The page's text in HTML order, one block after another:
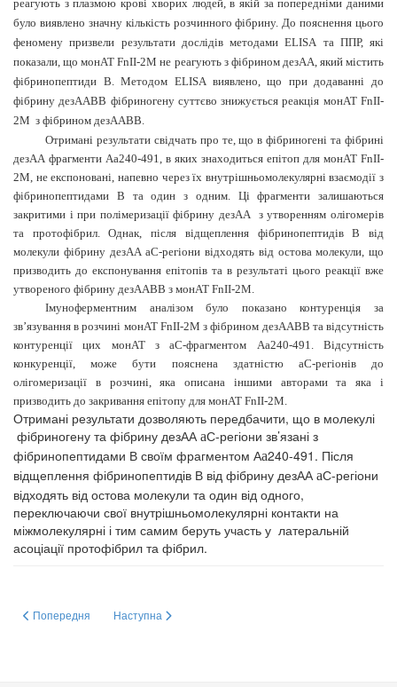
реагують з плазмою крові хворих людей, в якій за попередніми даними
було виявлено значну кількість розчинного фібрину. До пояснення цього
феномену призвели результати дослідів методамиELISA та ППР, які
показали, що монАТ FnII-2M не реагують з фібрином дезАА, який містить
фібринопептиди В. Методом ELISA виявлено, що при додаванні до
фібрину дезААВВ фібриногену суттєво знижується реакція монАТ FnII-
2M з фібрином дезААВВ.
Отримані результати свідчать про те, що в фібриногені та фібрині
дезАА фрагменти Аa240-491, в яких знаходиться епітоп для монАТ FnII-
2M, не експоновані, напевно через їх внутрішньомолекулярні взаємодії з
фібринопептидами В та один з одним. Ці фрагменти залишаються
закритими і при полімеризації фібрину дезАА
з утворенням олігомерів
та протофібрил. Однак, після відщеплення фібринопептидів В від
молекули фібрину дезААaС-регіони відходять від остова молекули, що
призводить до експонування епітопів та в результаті цього реакції вже
утвореного фібрину дезААВВ з монАТ FnII-2M.
Імуноферментним аналізом було показано контуренція за
зв’язування в розчині монАТ FnII-2M з фібрином дезААВВ та відсутність
контуренції цих монАТ зaС-фрагментом Аa240-491. Відсутність
конкуренції, може бути пояснена здатністю aС-регіонів до
олігомеризації в розчині, яка описана іншими авторами та яка і
призводить до закривання епітопу для монАТ FnII-2M.
Отримані результати дозволяють передбачити, що в молекулі
фібриногену та фібрину дезААaС-регіони зв’язані з
фібринопептидами В своїм фрагментом Аa240-491. Після
відщеплення фібринопептидів В від фібрину дезААaС-регіони
відходять від остова молекули та один від одного,
переключаючи свої внутрішньомолекулярні контакти на
міжмолекулярні і тим самим беруть участь у латеральній
асоціації протофібрил та фібрил.
Попередня стаття: I.S. KUCHERENKO1,2, О.О. SOLDATKIN1, SE?KIN
Попередня Наступна стаття: Т.М. ЛУЦЕНКО1 О.В. ОКУНЕВ1,
Наступна